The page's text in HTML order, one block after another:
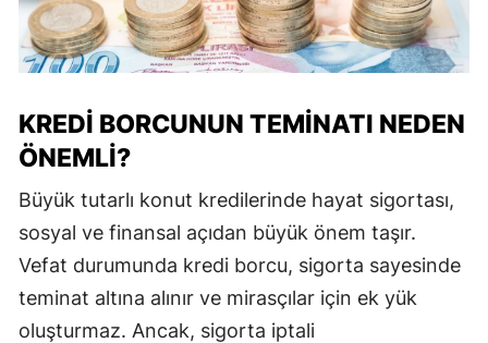
KREDI BORCUNUN TEMINATI NEDEN
ÖNEMLI?
Büyük tutarlı konut kredilerinde hayat sigortası,
sosyal ve finansal açıdan büyük önem taşır.
Vefat durumunda kredi borcu, sigorta sayesinde
teminat altına alınır ve mirasçılar için ek yük
oluşturmaz. Ancak, sigorta iptali